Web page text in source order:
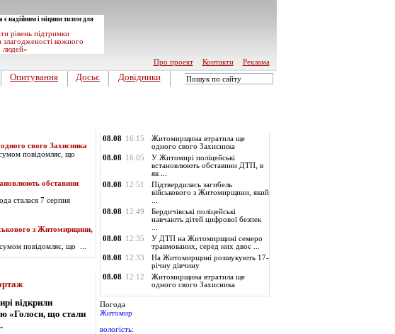
надійним і міцним тилом для
рівень підтримки
злагодженості кожного
людей»
Про проект
Контакти Реклама
Опитування Досьє Довідники
свого Захисника
повідомляє, що
обставини
сталася 7 серпня
з Житомирщини,
повідомляє, що ​ ...
відкрили
«Голоси, що стали
08.08 16:15
Житомирщина втратила ще
одного свого Захисника
08.08 16:05
У Житомирі поліцейські
встановлюють обставини ДТП, в
як ...
08.08 12:51
Підтвердилась загибель
військового з Житомирщини, який
08.08 12:49
Бердичівські поліцейські
навчають дітей цифрової безпек
08.08 12:35
У ДТП на Житомирщині семеро
травмованих, серед них двоє ...
08.08 12:33
На Житомирщині розшукують 17-
річну дівчину
08.08 12:12
Житомирщина втратила ще
одного свого Захисника
Погода
Житомир
вологість: